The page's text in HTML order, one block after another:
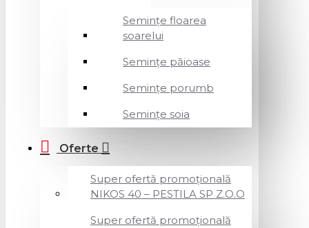
Semințe floarea
soarelui
Semințe păioase
Semințe porumb
Semințe soia
Oferte
Super ofertă promoțională
NIKOS 40 – PESTILA SP Z.O.O
Super ofertă promoțională